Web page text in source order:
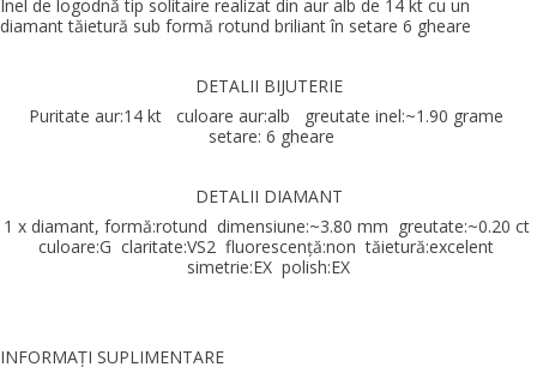
Inel de logodnă tip solitaire realizat din aur alb de 14 kt cu un
diamant tăietură sub formă rotund briliant în setare 6 gheare
DETALII BIJUTERIE
Puritate aur:14 kt culoare aur:alb greutate inel:~1.90 grame
setare: 6 gheare
DETALII DIAMANT
1 x diamant, formă:rotund dimensiune:~3.80 mm greutate:~0.20 ct
culoare:G claritate:VS2 fluorescenţă:non tăietură:excelent
simetrie:EX polish:EX
INFORMAŢI SUPLIMENTARE